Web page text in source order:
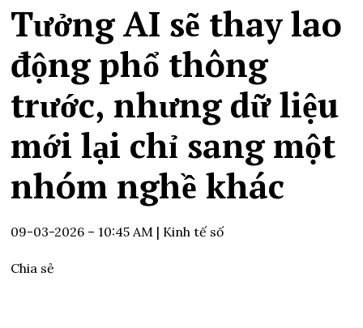
Tưởng AI sẽ thay lao
động phổ thông
trước, nhưng dữ liệu
mới lại chỉ sang một
nhóm nghề khác
09-03-2026 – 10:45 AM | Kinh tế số
Chia sẻ